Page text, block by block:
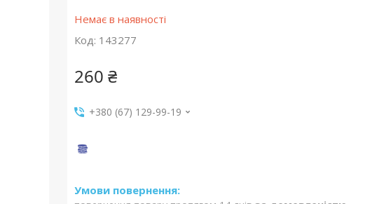
Немає в наявності
Код: 143277
260 ₴
+380 (67) 129-99-19